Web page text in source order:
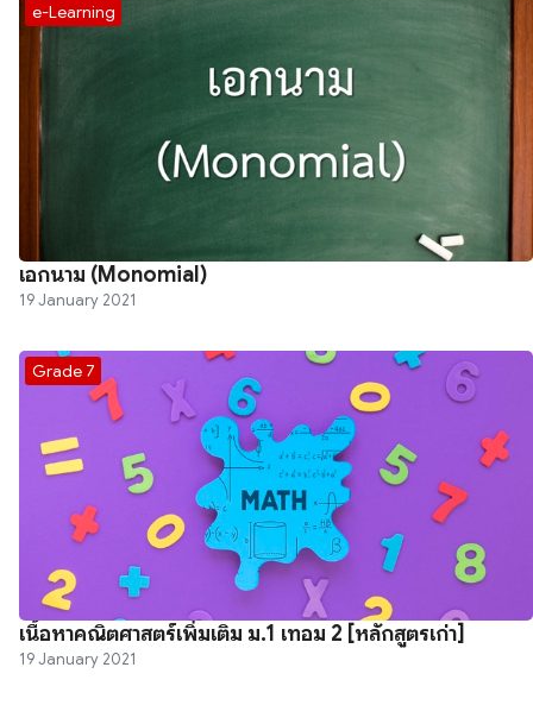
e-Learning
เอกนาม (Monomial)
19 January 2021
Grade 7
เนื้อหาคณิตศาสตร์เพิ่มเติม ม.1 เทอม 2 [หลักสูตรเก่า]
19 January 2021